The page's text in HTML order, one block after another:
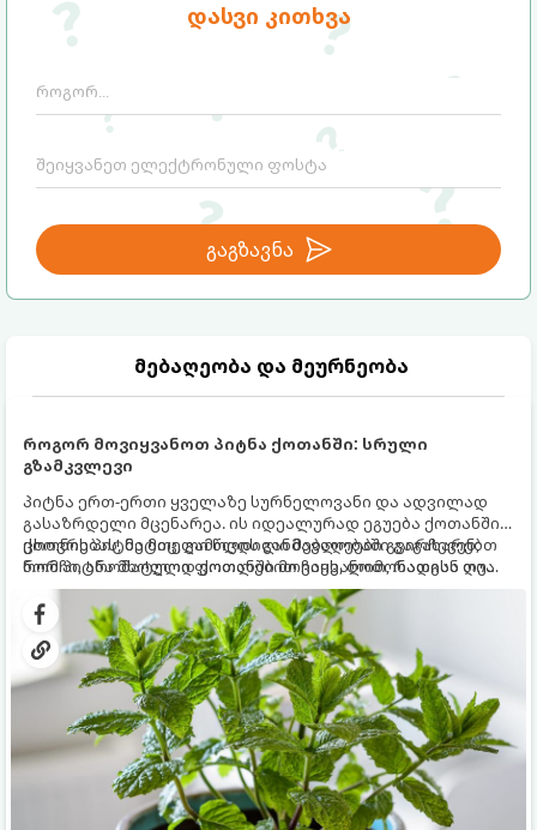
დასვი კითხვა
გაგზავნა
მებაღეობა და მეურნეობა
როგორ მოვიყვანოთ პიტნა ქოთანში: სრული
გზამკვლევი
პიტნა ერთ-ერთი ყველაზე სურნელოვანი და ადვილად
გასაზრდელი მცენარეა. ის იდეალურად ეგუება ქოთანში
ცხოვრებას, მეტიც, გამოცდილი მებაღეები გვირჩევენ,
რომ პიტნა მხოლოდ ქოთანში მოვიყვანოთ, რადგან ღია
გრუნტში (ბაღში) დარგვისას ის ფესვებით ძალიან
სწრაფად ვრცელდება და სხვა მცენარეებს ავიწროებს.
ქოთნის პიტნა მთელი წლის განმავლობაში გაგახარებთ
ნორჩი, არომატული ფოთლებით ჩაის, ლიმონათისა თუ
კერძებისთვის.